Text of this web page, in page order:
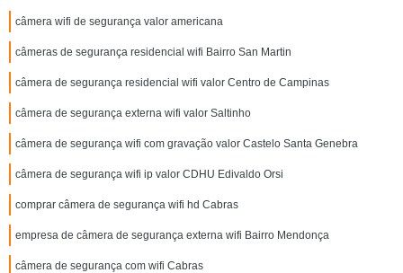
câmera wifi de segurança valor americana
câmeras de segurança residencial wifi Bairro San Martin
câmera de segurança residencial wifi valor Centro de Campinas
câmera de segurança externa wifi valor Saltinho
câmera de segurança wifi com gravação valor Castelo Santa Genebra
câmera de segurança wifi ip valor CDHU Edivaldo Orsi
comprar câmera de segurança wifi hd Cabras
empresa de câmera de segurança externa wifi Bairro Mendonça
câmera de segurança com wifi Cabras